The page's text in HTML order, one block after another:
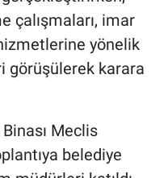
çalışmaları, imar
yönelik
görüşülerek karara
Meclis
belediye